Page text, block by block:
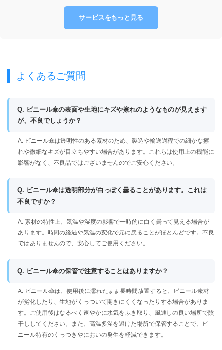
サービスをもっと見る
よくあるご質問
Q. ビニール傘の表面や生地にキズや擦れのようなものが見えます
が、不良でしょうか？
A. ビニール傘は透明性のある素材のため、製造や輸送過程での細かな擦
れや微細なキズが目立ちやすい場合があります。これらは使用上の機能に
影響がなく、不良品ではございませんのでご安心ください。
Q. ビニール傘は透明部分が白っぽく曇ることがあります。これは
不良ですか？
A. 素材の特性上、気温や湿度の影響で一時的に白く曇って見える場合が
あります。時間の経過や気温の変化で元に戻ることがほとんどです。不良
ではありませんので、安心してご使用ください。
Q. ビニール傘の保管で注意することはありますか？
A. ビニール傘は、使用後に濡れたまま長時間放置すると、ビニール素材
が劣化したり、生地がくっついて開きにくくなったりする場合がありま
す。ご使用後はなるべく速やかに水気をふき取り、風通しの良い場所で陰
干ししてください。また、高温多湿を避けた場所で保管することで、ビ
ニール特有のくっつきやにおいの発生を軽減できます。